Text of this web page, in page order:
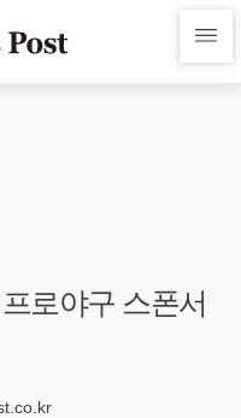
로야구 스폰서